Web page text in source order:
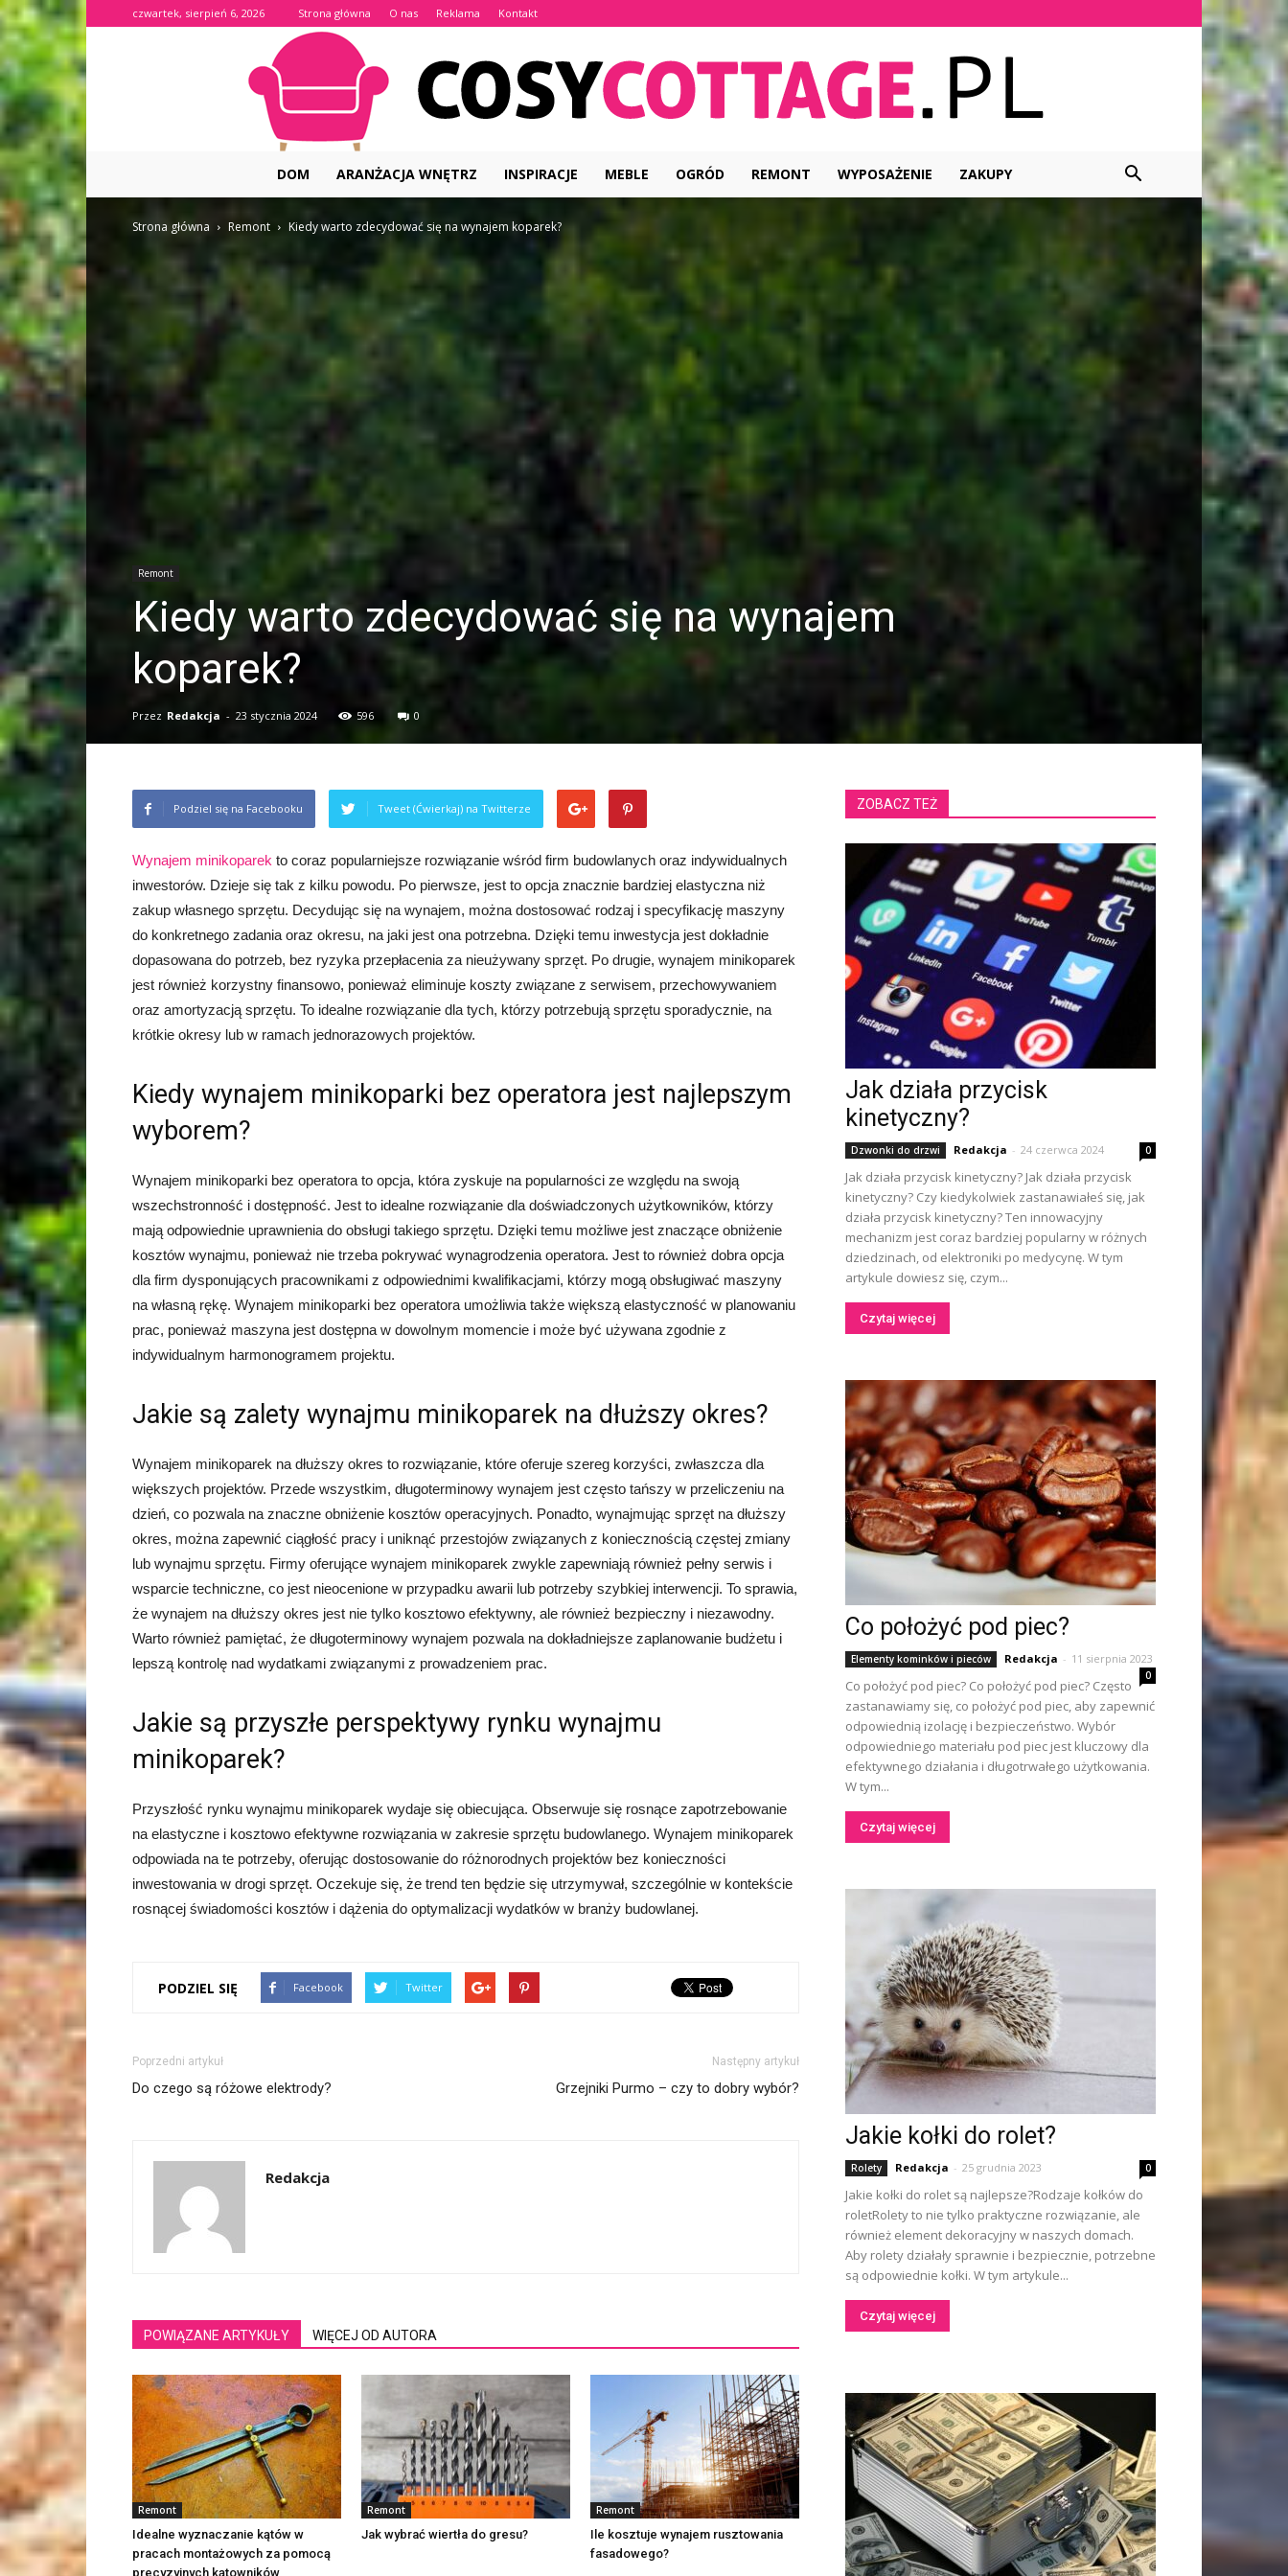
czwartek, sierpień 6, 2026 Strona główna O nas Reklama Kontakt
DOM ARANŻACJA WNĘTRZ INSPIRACJE MEBLE OGRÓD REMONT WYPOSAŻENIE ZAKUPY
Strona główna Remont Kiedy warto zdecydować się na wynajem koparek?
Remont
Kiedy warto zdecydować się na wynajem
koparek?
Przez Redakcja - 23 stycznia 2024 596 0
Podziel się na Facebooku Tweet (Ćwierkaj) na Twitterze
Wynajem minikoparek to coraz popularniejsze rozwiązanie wśród firm budowlanych oraz indywidualnych
inwestorów. Dzieje się tak z kilku powodu. Po pierwsze, jest to opcja znacznie bardziej elastyczna niż
zakup własnego sprzętu. Decydując się na wynajem, można dostosować rodzaj i specyfikację maszyny
do konkretnego zadania oraz okresu, na jaki jest ona potrzebna. Dzięki temu inwestycja jest dokładnie
dopasowana do potrzeb, bez ryzyka przepłacenia za nieużywany sprzęt. Po drugie, wynajem minikoparek
jest również korzystny finansowo, ponieważ eliminuje koszty związane z serwisem, przechowywaniem
oraz amortyzacją sprzętu. To idealne rozwiązanie dla tych, którzy potrzebują sprzętu sporadycznie, na
krótkie okresy lub w ramach jednorazowych projektów.
Kiedy wynajem minikoparki bez operatora jest najlepszym
wyborem?
Wynajem minikoparki bez operatora to opcja, która zyskuje na popularności ze względu na swoją
wszechstronność i dostępność. Jest to idealne rozwiązanie dla doświadczonych użytkowników, którzy
mają odpowiednie uprawnienia do obsługi takiego sprzętu. Dzięki temu możliwe jest znaczące obniżenie
kosztów wynajmu, ponieważ nie trzeba pokrywać wynagrodzenia operatora. Jest to również dobra opcja
dla firm dysponujących pracownikami z odpowiednimi kwalifikacjami, którzy mogą obsługiwać maszyny
na własną rękę. Wynajem minikoparki bez operatora umożliwia także większą elastyczność w planowaniu
prac, ponieważ maszyna jest dostępna w dowolnym momencie i może być używana zgodnie z
indywidualnym harmonogramem projektu.
Jakie są zalety wynajmu minikoparek na dłuższy okres?
Wynajem minikoparek na dłuższy okres to rozwiązanie, które oferuje szereg korzyści, zwłaszcza dla
większych projektów. Przede wszystkim, długoterminowy wynajem jest często tańszy w przeliczeniu na
dzień, co pozwala na znaczne obniżenie kosztów operacyjnych. Ponadto, wynajmując sprzęt na dłuższy
okres, można zapewnić ciągłość pracy i uniknąć przestojów związanych z koniecznością częstej zmiany
lub wynajmu sprzętu. Firmy oferujące wynajem minikoparek zwykle zapewniają również pełny serwis i
wsparcie techniczne, co jest nieocenione w przypadku awarii lub potrzeby szybkiej interwencji. To sprawia,
że wynajem na dłuższy okres jest nie tylko kosztowo efektywny, ale również bezpieczny i niezawodny.
Warto również pamiętać, że długoterminowy wynajem pozwala na dokładniejsze zaplanowanie budżetu i
lepszą kontrolę nad wydatkami związanymi z prowadzeniem prac.
Jakie są przyszłe perspektywy rynku wynajmu
minikoparek?
Przyszłość rynku wynajmu minikoparek wydaje się obiecująca. Obserwuje się rosnące zapotrzebowanie
na elastyczne i kosztowo efektywne rozwiązania w zakresie sprzętu budowlanego. Wynajem minikoparek
odpowiada na te potrzeby, oferując dostosowanie do różnorodnych projektów bez konieczności
inwestowania w drogi sprzęt. Oczekuje się, że trend ten będzie się utrzymywał, szczególnie w kontekście
rosnącej świadomości kosztów i dążenia do optymalizacji wydatków w branży budowlanej.
PODZIEL SIĘ Facebook Twitter
Poprzedni artykuł
Do czego są różowe elektrody?
Następny artykuł
Grzejniki Purmo – czy to dobry wybór?
Redakcja
POWIĄZANE ARTYKUŁY WIĘCEJ OD AUTORA
Remont
Idealne wyznaczanie kątów w
pracach montażowych za pomocą
precyzyjnych kątowników
Remont
Jak wybrać wiertła do gresu?
Remont
Ile kosztuje wynajem rusztowania
fasadowego?
ZOBACZ TEŻ
Jak działa przycisk
kinetyczny?
Dzwonki do drzwi Redakcja - 24 czerwca 2024 0
Jak działa przycisk kinetyczny? Jak działa przycisk
kinetyczny? Czy kiedykolwiek zastanawiałeś się, jak
działa przycisk kinetyczny? Ten innowacyjny
mechanizm jest coraz bardziej popularny w różnych
dziedzinach, od elektroniki po medycynę. W tym
artykule dowiesz się, czym...
Czytaj więcej
Co położyć pod piec?
Elementy kominków i pieców Redakcja - 11 sierpnia 2023
0
Co położyć pod piec? Co położyć pod piec? Często
zastanawiamy się, co położyć pod piec, aby zapewnić
odpowiednią izolację i bezpieczeństwo. Wybór
odpowiedniego materiału pod piec jest kluczowy dla
efektywnego działania i długotrwałego użytkowania.
W tym...
Czytaj więcej
Jakie kołki do rolet?
Rolety Redakcja - 25 grudnia 2023 0
Jakie kołki do rolet są najlepsze?Rodzaje kołków do
roletRolety to nie tylko praktyczne rozwiązanie, ale
również element dekoracyjny w naszych domach.
Aby rolety działały sprawnie i bezpiecznie, potrzebne
są odpowiednie kołki. W tym artykule...
Czytaj więcej